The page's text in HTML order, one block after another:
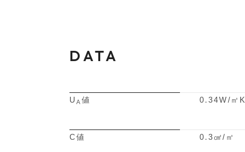
DATA
U A 値 0.34W/㎡K
C値 0.3㎠/㎡